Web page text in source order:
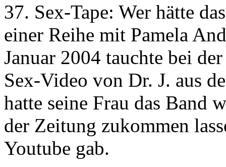
37. Sex-Tape: Wer hätte
einer Reihe mit Pamela
Januar 2004 tauchte bei
Sex-Video von Dr. J. aus
hatte seine Frau das Band
der Zeitung zukommen
Youtube gab.